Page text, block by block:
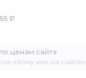
₽
ценам сайта
«Хочу как на сайте»